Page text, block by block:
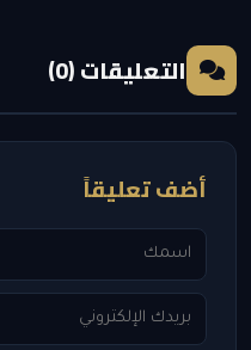
التعليقات (0)
أضف تعليقاً